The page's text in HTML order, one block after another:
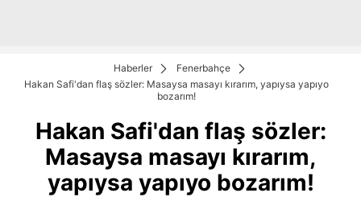
Haberler
Fenerbahçe
Hakan Safi'dan flaş sözler: Masaysa masayı kırarım, yapıysa yapıyo
bozarım!
Hakan Safi'dan flaş sözler:
Masaysa masayı kırarım,
yapıysa yapıyo bozarım!